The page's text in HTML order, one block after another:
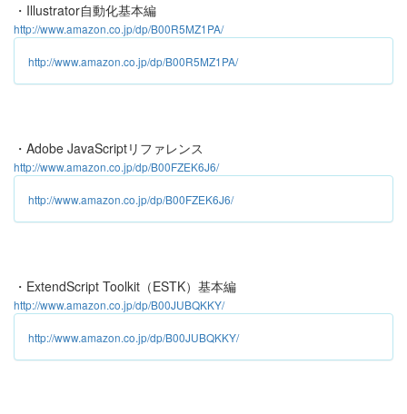
・Illustrator自動化基本編
http://www.amazon.co.jp/dp/B00R5MZ1PA/
http://www.amazon.co.jp/dp/B00R5MZ1PA/
・Adobe JavaScriptリファレンス
http://www.amazon.co.jp/dp/B00FZEK6J6/
http://www.amazon.co.jp/dp/B00FZEK6J6/
・ExtendScript Toolkit（ESTK）基本編
http://www.amazon.co.jp/dp/B00JUBQKKY/
http://www.amazon.co.jp/dp/B00JUBQKKY/